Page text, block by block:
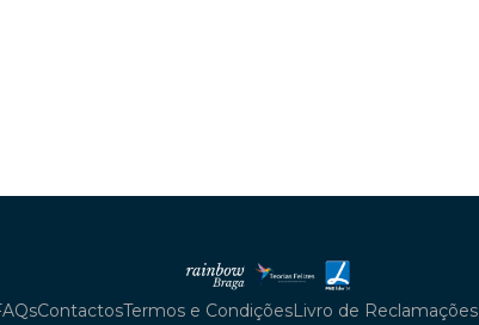
ContactosTermos e CondiçõesLivro de Reclamações